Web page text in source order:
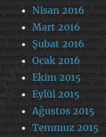
Nisan 2016
Mart 2016
Şubat 2016
Ocak 2016
Ekim 2015
Eylül 2015
Ağustos 2015
Temmuz 2015